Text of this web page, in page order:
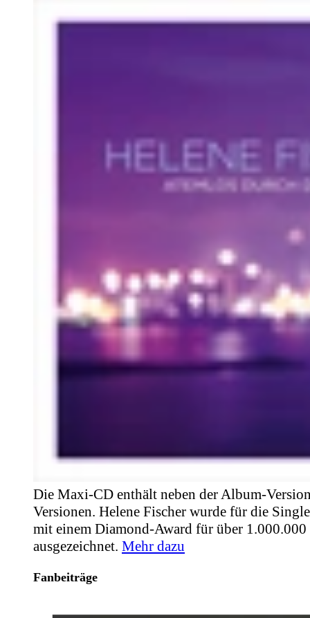
Die Maxi-CD enthält neben der Album-
Versionen. Helene Fischer wurde für die
mit einem Diamond-Award für über 1.000.000
ausgezeichnet. Mehr dazu
Fanbeiträge